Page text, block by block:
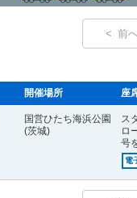
< 前
開催場所 座
国営ひたち海浜公園
(茨城)
ス
ロ
号
電